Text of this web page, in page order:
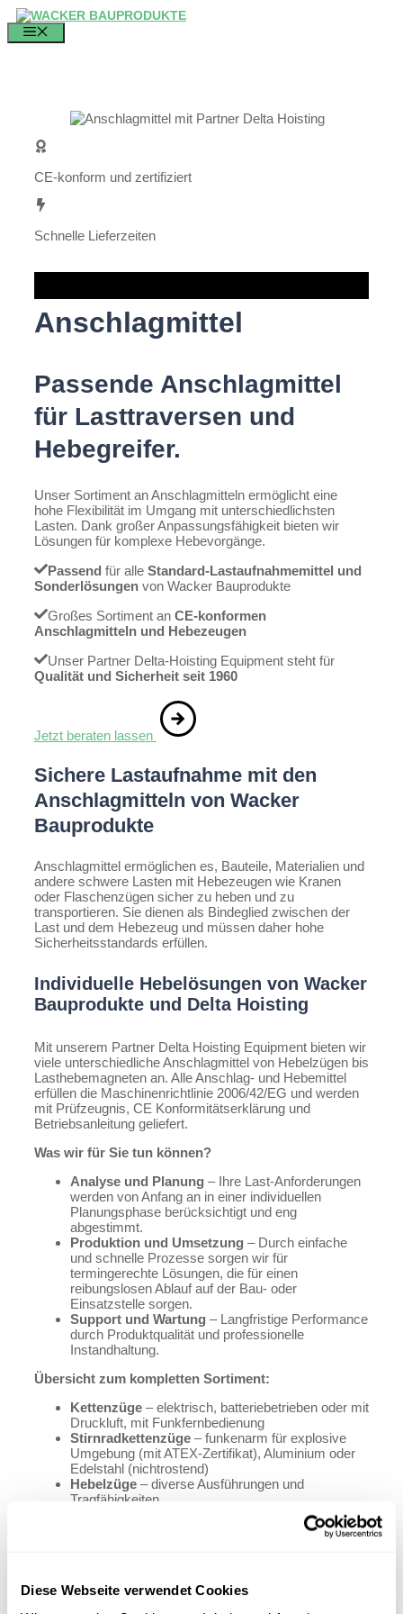
Diese Webseite verwendet Cookies
Zum
Inhalt
springen
CE-konform und zertifiziert
Schnelle Lieferzeiten
Anschlagmittel
Passende Anschlagmittel
für Lasttraversen und
Hebegreifer.
Unser Sortiment an Anschlagmitteln ermöglicht eine
hohe Flexibilität im Umgang mit unterschiedlichsten
Lasten. Dank großer Anpassungsfähigkeit bieten wir
Lösungen für komplexe Hebevorgänge.
Passend für alle Standard-Lastaufnahmemittel und
Sonderlösungen von Wacker Bauprodukte
Großes Sortiment an CE-konformen
Anschlagmitteln und Hebezeugen
Unser Partner Delta-Hoisting Equipment steht für
Qualität und Sicherheit seit 1960
Jetzt beraten lassen
Sichere Lastaufnahme mit den
Anschlagmitteln von Wacker
Bauprodukte
Anschlagmittel ermöglichen es, Bauteile, Materialien und
andere schwere Lasten mit Hebezeugen wie Kranen
oder Flaschenzügen sicher zu heben und zu
transportieren. Sie dienen als Bindeglied zwischen der
Last und dem Hebezeug und müssen daher hohe
Sicherheitsstandards erfüllen.
Individuelle Hebelösungen von Wacker
Bauprodukte und Delta Hoisting
Mit unserem Partner Delta Hoisting Equipment bieten wir
viele unterschiedliche Anschlagmittel von Hebelzügen bis
Lasthebemagneten an. Alle Anschlag- und Hebemittel
erfüllen die Maschinenrichtlinie 2006/42/EG und werden
mit Prüfzeugnis, CE Konformitätserklärung und
Betriebsanleitung geliefert.
Was wir für Sie tun können?
Analyse und Planung – Ihre Last-Anforderungen
werden von Anfang an in einer individuellen
Planungsphase berücksichtigt und eng
abgestimmt.
Produktion und Umsetzung – Durch einfache
und schnelle Prozesse sorgen wir für
termingerechte Lösungen, die für einen
reibungslosen Ablauf auf der Bau- oder
Einsatzstelle sorgen.
Support und Wartung – Langfristige Performance
durch Produktqualität und professionelle
Instandhaltung.
Übersicht zum kompletten Sortiment:
Kettenzüge – elektrisch, batteriebetrieben oder mit
Druckluft, mit Funkfernbedienung
Stirnradkettenzüge – funkenarm für explosive
Umgebung (mit ATEX-Zertifikat), Aluminium oder
Edelstahl (nichtrostend)
Hebelzüge – diverse Ausführungen und
Tragfähigkeiten
– elektrisch, batteriebetrieben,
Drahtseilzüge, Handseilwinden, inkl. Zubehör
Klemmen– Träger-, Schraub-, horizontale und